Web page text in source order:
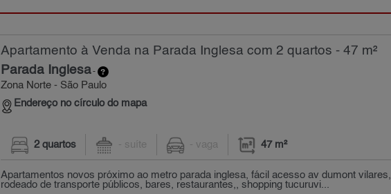
Apartamento à Venda na Parada Inglesa com 2 quartos - 47 m²
Parada Inglesa-
Zona Norte - São Paulo
Endereço no círculo do mapa
2 quartos - suíte - vaga 47 m²
Apartamentos novos próximo ao metro parada inglesa, fácil acesso av dumont vilares,
rodeado de transporte públicos, bares, restaurantes,, shopping tucuruvi...